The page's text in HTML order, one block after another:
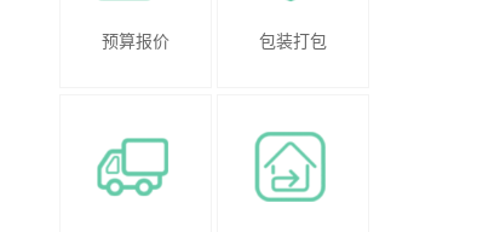
预算报价 包装打包